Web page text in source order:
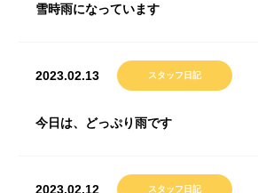
雪時雨になっています
2023.02.13 スタッフ日記
今日は、どっぷり雨です
2023.02.12 スタッフ日記